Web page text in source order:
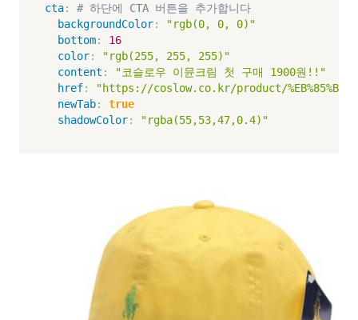
cta:
# 하단에 CTA 버튼을 추가합니다
backgroundColor:
"rgb(0, 0, 0)"
bottom:
16
color:
"rgb(255, 255, 255)"
content :
"코슬로우 이뮨크림 첫 구매 1900원!!"
href:
"https://coslow.co.kr/product/
newTab:
true
shadowColor: "rgba(55,53,47,0.4)"